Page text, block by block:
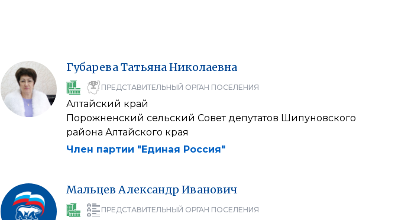
ГубареваТатьянаНиколаевна
ПРЕДСТАВИТЕЛЬНЫЙ ОРГАН ПОСЕЛЕНИЯ
Алтайский край
Порожненский сельский Совет депутатов Шипуновского
района Алтайского края
Член партии "Единая Россия"
Мальцев Александр Иванович
ПРЕДСТАВИТЕЛЬНЫЙ ОРГАН ПОСЕЛЕНИЯ